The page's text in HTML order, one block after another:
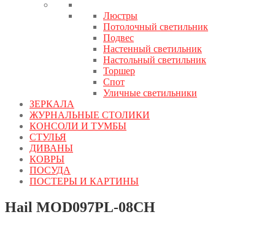
Люстры
Потолочный светильник
Подвес
Настенный светильник
Настольный светильник
Торшер
Спот
Уличные светильники
ЗЕРКАЛА
ЖУРНАЛЬНЫЕ СТОЛИКИ
КОНСОЛИ И ТУМБЫ
СТУЛЬЯ
ДИВАНЫ
КОВРЫ
ПОСУДА
ПОСТЕРЫ И КАРТИНЫ
Hail MOD097PL-08CH